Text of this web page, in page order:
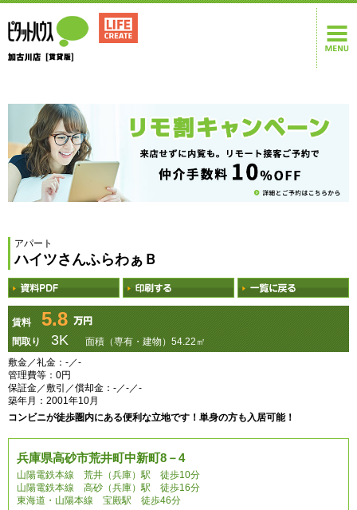
アパート
ハイツさんふらわぁＢ
賃料 5.8
間取り 3K
面積（専有・建物）54.22㎡
敷金／礼金：-／-
管理費等：0円
保証金／敷引／償却金：-／-／-
築年月：2001年10月
コンビニが徒歩圏内にある便利な立地です！単身の方も入居可能！
兵庫県高砂市荒井町中新町8－4
山陽電鉄本線 荒井（兵庫）駅 徒歩10分
山陽電鉄本線 高砂（兵庫）駅 徒歩16分
東海道・山陽本線 宝殿駅 徒歩46分